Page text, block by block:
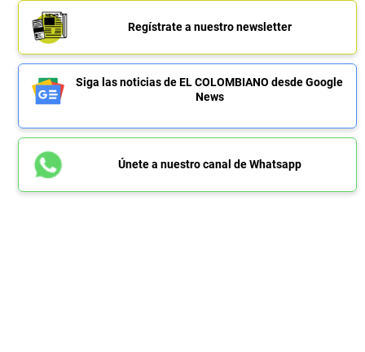
Regístrate a nuestro newsletter
Siga las noticias de EL COLOMBIANO desde Google
News
Únete a nuestro canal de Whatsapp